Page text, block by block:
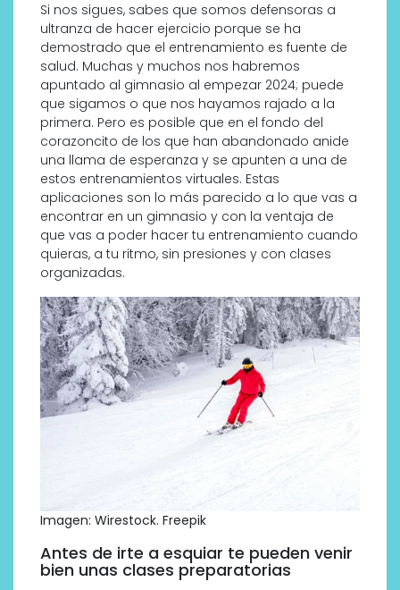
Si nos sigues, sabes que somos defensoras a
ultranza de hacer ejercicio porque se ha
demostrado que el entrenamiento es fuente de
salud. Muchas y muchos nos habremos
apuntado al gimnasio al empezar 2024; puede
que sigamos o que nos hayamos rajado a la
primera. Pero es posible que en el fondo del
corazoncito de los que han abandonado anide
una llama de esperanza y se apunten a una de
estos entrenamientos virtuales. Estas
aplicaciones son lo más parecido a lo que vas a
encontrar en un gimnasio y con la ventaja de
que vas a poder hacer tu entrenamiento cuando
quieras, a tu ritmo, sin presiones y con clases
organizadas.
Imagen: Wirestock. Freepik
Antes de irte a esquiar te pueden venir
bien unas clases preparatorias